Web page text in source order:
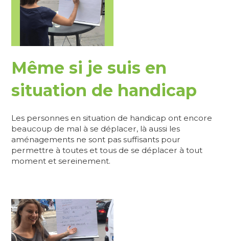
Même si je suis en
situation de handicap
Les personnes en situation de handicap ont encore
beaucoup de mal à se déplacer, là aussi les
aménagements ne sont pas suffisants pour
permettre à toutes et tous de se déplacer à tout
moment et sereinement.